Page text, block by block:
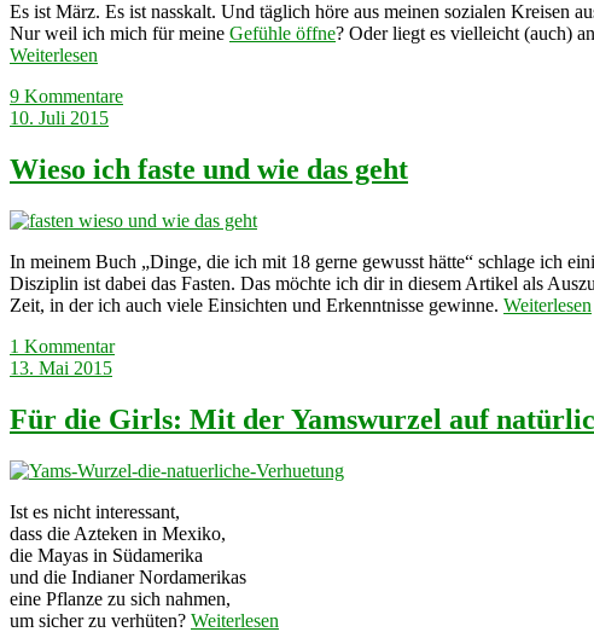
Es ist März. Es ist nasskalt. Und täglich höre aus meinen sozialen Kreisen
Nur weil ich mich für meine Gefühle öffne? Oder liegt es vielleicht (auch)
Weiterlesen
9 Kommentare
10. Juli 2015
Wieso ich faste und wie das geht
In meinem Buch „Dinge, die ich mit 18 gerne gewusst hätte“ schlage ich
Disziplin ist dabei das Fasten. Das möchte ich dir in diesem Artikel als
Zeit, in der ich auch viele Einsichten und Erkenntnisse gewinne. Weiterlesen
1 Kommentar
13. Mai 2015
Für die Girls: Mit der Yamswurzel auf
Ist es nicht interessant,
dass die Azteken in Mexiko,
die Mayas in Südamerika
und die Indianer Nordamerikas
eine Pflanze zu sich nahmen,
um sicher zu verhüten? Weiterlesen